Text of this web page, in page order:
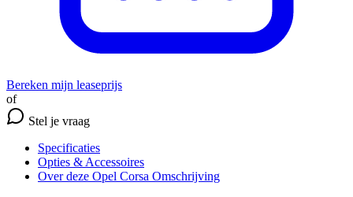
Bereken mijn leaseprijs
of
Stel je vraag
Specificaties
Opties & Accessoires
Over deze Opel Corsa Omschrijving